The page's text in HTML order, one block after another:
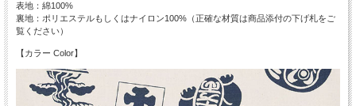
表地：綿100%
裏地：ポリエステルもしくはナイロン100%（正確な材質は商品添付の下げ札をご
覧ください）
【カラー Color】